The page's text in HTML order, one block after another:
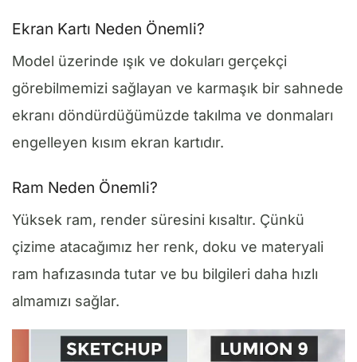
Ekran Kartı Neden Önemli?
Model üzerinde ışık ve dokuları gerçekçi
görebilmemizi sağlayan ve karmaşık bir sahnede
ekranı döndürdüğümüzde takılma ve donmaları
engelleyen kısım ekran kartıdır.
Ram Neden Önemli?
Yüksek ram, render süresini kısaltır. Çünkü
çizime atacağımız her renk, doku ve materyali
ram hafızasında tutar ve bu bilgileri daha hızlı
almamızı sağlar.